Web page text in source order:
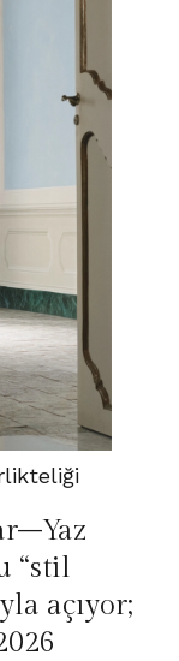
“stil
açıyor;